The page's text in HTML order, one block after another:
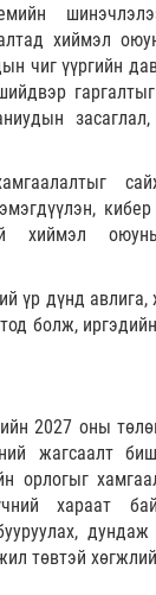
хиймэл
чиг үүргийн
хиймэл
үр дүнд авлига,
болж,
2027 оны
жагсаалт
орлогыг
хараат
төвтэй